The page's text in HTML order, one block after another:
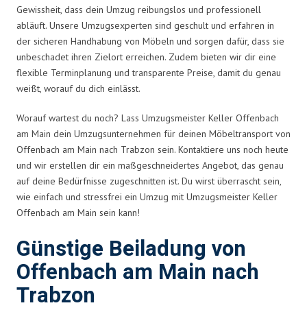
Gewissheit, dass dein Umzug reibungslos und professionell
abläuft. Unsere Umzugsexperten sind geschult und erfahren in
der sicheren Handhabung von Möbeln und sorgen dafür, dass sie
unbeschadet ihren Zielort erreichen. Zudem bieten wir dir eine
flexible Terminplanung und transparente Preise, damit du genau
weißt, worauf du dich einlässt.
Worauf wartest du noch? Lass Umzugsmeister Keller Offenbach
am Main dein Umzugsunternehmen für deinen Möbeltransport von
Offenbach am Main nach Trabzon sein. Kontaktiere uns noch heute
und wir erstellen dir ein maßgeschneidertes Angebot, das genau
auf deine Bedürfnisse zugeschnitten ist. Du wirst überrascht sein,
wie einfach und stressfrei ein Umzug mit Umzugsmeister Keller
Offenbach am Main sein kann!
Günstige Beiladung von
Offenbach am Main nach
Trabzon